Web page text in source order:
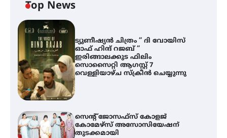
Top News
ട്യുണീഷ്യൻ ചിത്രം ” ദി വോയിസ്
ഓഫ് ഹിന്ദ് റജബ് ”
ഇരിങ്ങാലക്കുട ഫിലിം
സൊസൈറ്റി ആഗസ്റ്റ് 7
വെള്ളിയാഴ്ച സ്‌ക്രീൻ ചെയ്യുന്നു
സെന്റ് ജോസഫ്സ് കോളജ്
കോമേഴ്‌സ് അസോസിയേഷന്
തുടക്കമായി